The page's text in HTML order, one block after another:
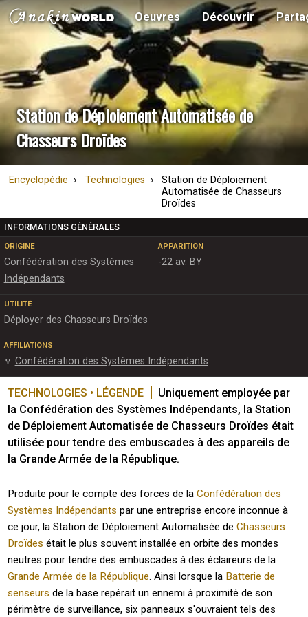
Oeuvres Découvrir
Station de Déploiement Automatisée de
Chasseurs Droïdes
Encyclopédie Technologies
Station de Déploiement
Automatisée de Chasseurs
Droïdes
INFORMATIONS GÉNÉRALES
ORIGINE
Confédération des Systèmes
Indépendants
APPARITION
-22 av. BY
UTILITÉ
Déployer des Chasseurs Droïdes
AFFILIATIONS
Confédération des Systèmes Indépendants
TECHNOLOGIES • LÉGENDE
Uniquement employée par
la Confédération des Systèmes Indépendants, la Station
de Déploiement Automatisée de Chasseurs Droïdes était
utilisée pour tendre des embuscades à des appareils de
la Grande Armée de la République.
Produite pour le compte des forces de laConfédération des
Systèmes Indépendants par une entreprise encore inconnue à
ce jour, la Station de Déploiement Automatisée deChasseurs
Droïdes était le plus souvent installée en orbite des mondes
neutres pour tendre des embuscades à des éclaireurs de la
Grande Armée de la République. Ainsi lorsque la Batterie de
senseurs de la base repérait un ennemi à proximité de son
périmètre de surveillance, six panneaux s'ouvraient tels des